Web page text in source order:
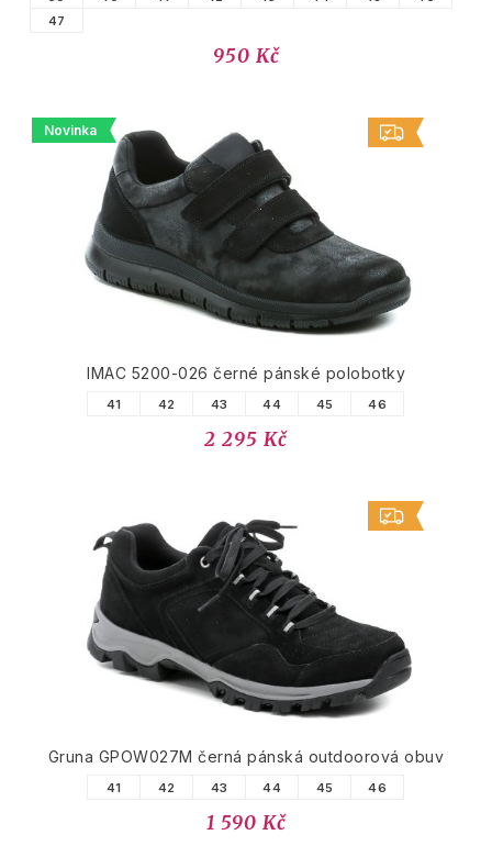
47
950 Kč
Novinka
IMAC 5200-026 černé pánské polobotky
41 42 43 44 45 46
2 295 Kč
Gruna GPOW027M černá pánská outdoorová obuv
41 42 43 44 45 46
1 590 Kč